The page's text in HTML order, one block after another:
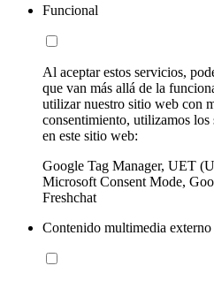
Funcional
Al aceptar estos servicios,
que van más allá de la
utilizar nuestro sitio web con
consentimiento, utilizamos los
en este sitio web:
Google Tag Manager, UET
Microsoft Consent Mode,
Freshchat
Contenido multimedia externo